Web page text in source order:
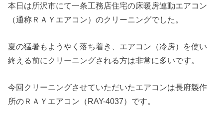
本日は所沢市にて一条工務店住宅の床暖房連動エアコン
（通称ＲＡＹエアコン）のクリーニングでした。
夏の猛暑もようやく落ち着き、エアコン（冷房）を使い
終える前にクリーニングされる方は非常に多いです。
今回クリーニングさせていただいたエアコンは長府製作
所のＲＡＹエアコン（RAY-4037）です。